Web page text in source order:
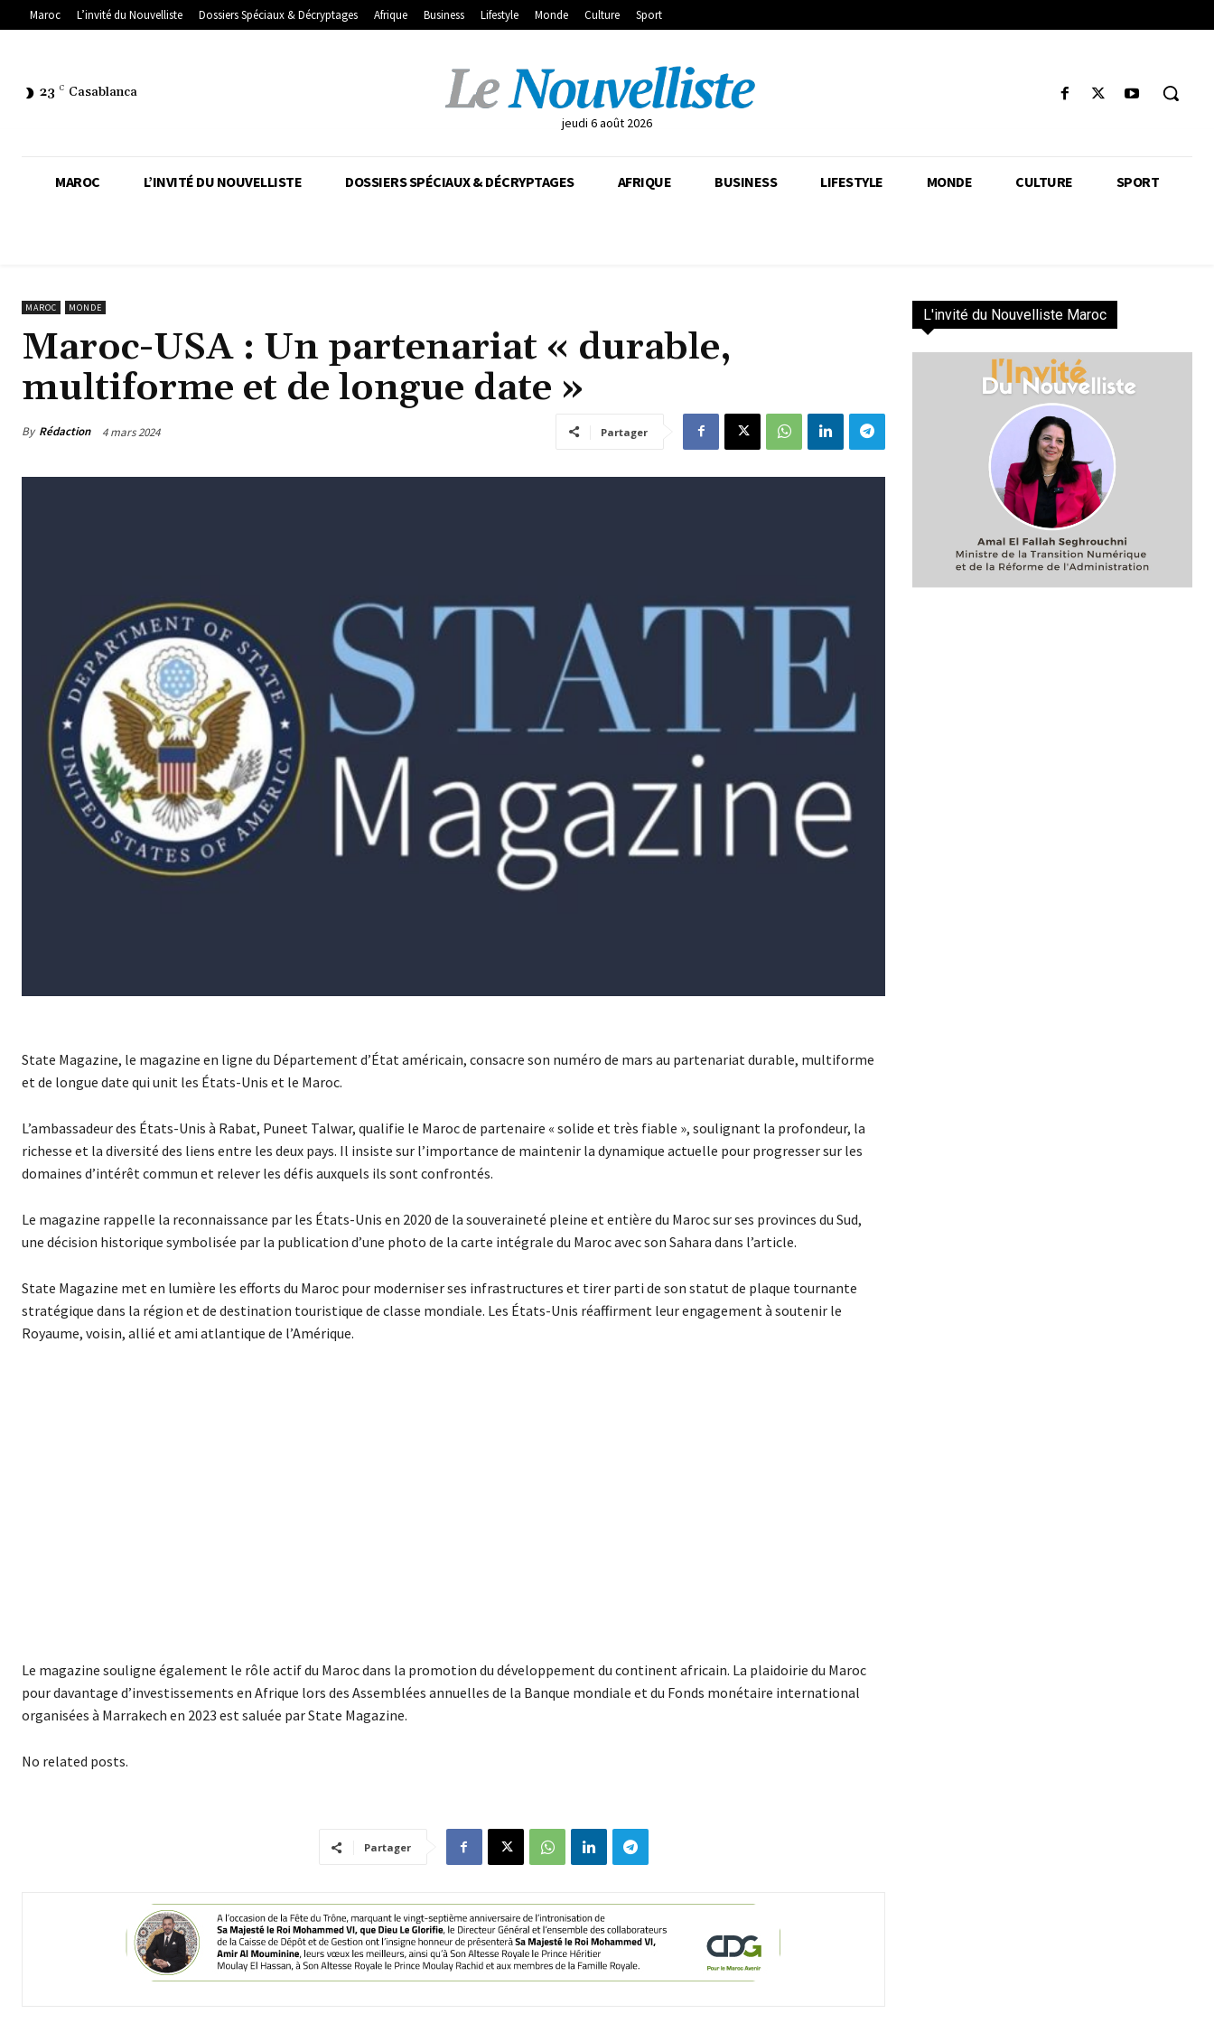
Maroc L’invité du Nouvelliste Dossiers Spéciaux & Décryptages Afrique Business Lifestyle Monde Culture Sport
23 C Casablanca
jeudi 6 août 2026
MAROC L’INVITÉ DU NOUVELLISTE DOSSIERS SPÉCIAUX & DÉCRYPTAGES AFRIQUE BUSINESS LIFESTYLE MONDE CULTURE SPORT
MAROC MONDE
Maroc-USA : Un partenariat « durable,
multiforme et de longue date »
By Rédaction 4 mars 2024 Partager
State Magazine, le magazine en ligne du Département d’État américain, consacre son numéro de mars au partenariat durable, multiforme
et de longue date qui unit les États-Unis et le Maroc.
L’ambassadeur des États-Unis à Rabat, Puneet Talwar, qualifie le Maroc de partenaire « solide et très fiable », soulignant la profondeur, la
richesse et la diversité des liens entre les deux pays. Il insiste sur l’importance de maintenir la dynamique actuelle pour progresser sur les
domaines d’intérêt commun et relever les défis auxquels ils sont confrontés.
Le magazine rappelle la reconnaissance par les États-Unis en 2020 de la souveraineté pleine et entière du Maroc sur ses provinces du Sud,
une décision historique symbolisée par la publication d’une photo de la carte intégrale du Maroc avec son Sahara dans l’article.
State Magazine met en lumière les efforts du Maroc pour moderniser ses infrastructures et tirer parti de son statut de plaque tournante
stratégique dans la région et de destination touristique de classe mondiale. Les États-Unis réaffirment leur engagement à soutenir le
Royaume, voisin, allié et ami atlantique de l’Amérique.
Le magazine souligne également le rôle actif du Maroc dans la promotion du développement du continent africain. La plaidoirie du Maroc
pour davantage d’investissements en Afrique lors des Assemblées annuelles de la Banque mondiale et du Fonds monétaire international
organisées à Marrakech en 2023 est saluée par State Magazine.
No related posts.
Partager
L'invité du Nouvelliste Maroc